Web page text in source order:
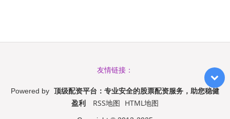
友情链接：
Powered by 顶级配资平台：专业安全的股票配资服务，助您稳健
盈利
RSS地图 HTML地图